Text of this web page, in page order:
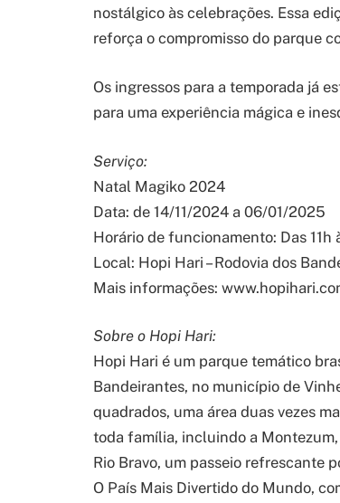
nostálgico às celebrações. Essa
reforça o compromisso do parque
Os ingressos para a temporada já
para uma experiência mágica e
Serviço:
Natal Magiko 2024
Data: de 14/11/2024 a 06/01/2025
Horário de funcionamento: Das 11h
Local: Hopi Hari – Rodovia dos
Mais informações:
Sobre o Hopi Hari:
Hopi Hari é um parque temático
Bandeirantes, no município de
quadrados, uma área duas vezes
toda família, incluindo a
Rio Bravo, um passeio refrescante
O País Mais Divertido do Mundo,